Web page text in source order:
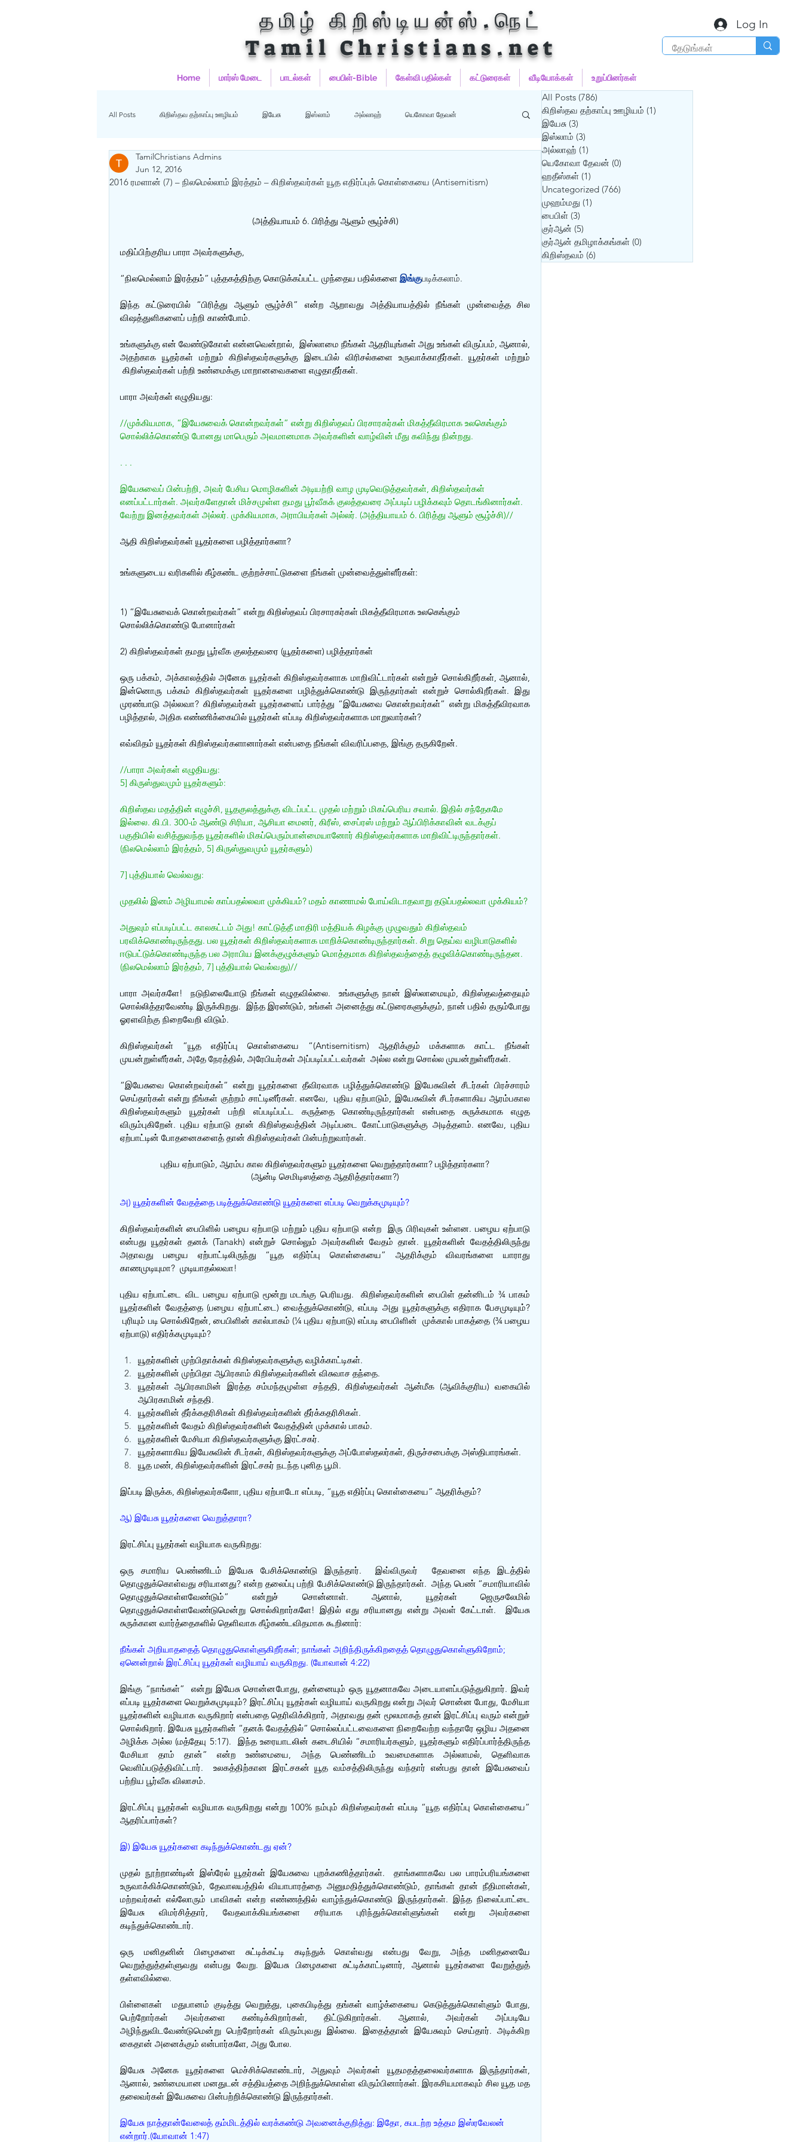
தமிழ் கிறிஸ்டியன்ஸ்.நெட்
Tamil Christians.net
Log In
Home மார்ஸ் மேடை பாடல்கள் பைபிள்-Bible கேள்வி பதில்கள் கட்டுரைகள் வீடியோக்கள் உறுப்பினர்கள்
All Posts கிறிஸ்தவ தற்காப்பு ஊழியம் இயேசு இஸ்லாம் அல்லாஹ் யெகோவா தேவன்
ஹதீஸ்கள் Uncategorized
2016 ரமளான் (7) – நிலமெல்லாம் இரத்தம் – கிறிஸ்தவர்கள் யூத எதிர்ப்புக் கொள்கையை (Antisemitism)
TamilChristians Admins
Jun 12, 2016
(அத்தியாயம் 6. பிரித்து ஆளும் சூழ்ச்சி)
மதிப்பிற்குரிய பாரா அவர்களுக்கு,
“நிலமெல்லாம் இரத்தம்” புத்தகத்திற்கு கொடுக்கப்பட்ட முந்தைய பதில்களை இங்குபடிக்கலாம்.
இந்த கட்டுரையில் “பிரித்து ஆளும் சூழ்ச்சி” என்ற ஆறாவது அத்தியாயத்தில் நீங்கள் முன்வைத்த சில
விஷத்துளிகளைப் பற்றி காண்போம்.
உங்களுக்கு என் வேண்டுகோள் என்னவென்றால்,  இஸ்லாமை நீங்கள் ஆதரியுங்கள் அது உங்கள் விருப்பம், ஆனால்,
அதற்காக யூதர்கள் மற்றும் கிறிஸ்தவர்களுக்கு இடையில் விரிசல்களை உருவாக்காதீர்கள். யூதர்கள் மற்றும்
கிறிஸ்தவர்கள் பற்றி உண்மைக்கு மாறானவைகளை எழுதாதீர்கள்.
பாரா அவர்கள் எழுதியது:
//முக்கியமாக, “இயேசுவைக் கொன்றவர்கள்” என்று கிறிஸ்தவப் பிரசாரகர்கள் மிகத்தீவிரமாக உலகெங்கும்
சொல்லிக்கொண்டு போனது மாபெரும் அவமானமாக அவர்களின் வாழ்வின் மீது கவிந்து நின்றது.
. . .
இயேசுவைப் பின்பற்றி, அவர் பேசிய மொழிகளின் அடியற்றி வாழ முடிவெடுத்தவர்கள், கிறிஸ்தவர்கள்
எனப்பட்டார்கள். அவர்களேதான் மிச்சமுள்ள தமது பூர்வீகக் குலத்தவரை அப்படிப் பழிக்கவும் தொடங்கினார்கள்.
வேற்று இனத்தவர்கள் அல்லர். முக்கியமாக, அராபியர்கள் அல்லர். (அத்தியாயம் 6. பிரித்து ஆளும் சூழ்ச்சி)//
ஆதி கிறிஸ்தவர்கள் யூதர்களை பழித்தார்களா?
உங்களுடைய வரிகளில் கீழ்கண்ட குற்றச்சாட்டுகளை நீங்கள் முன்வைத்துள்ளீர்கள்:
1) “இயேசுவைக் கொன்றவர்கள்” என்று கிறிஸ்தவப் பிரசாரகர்கள் மிகத்தீவிரமாக உலகெங்கும்
சொல்லிக்கொண்டு போனார்கள்
2) கிறிஸ்தவர்கள் தமது பூர்வீக குலத்தவரை (யூதர்களை) பழித்தார்கள்
ஒரு பக்கம், அக்காலத்தில் அனேக யூதர்கள் கிறிஸ்தவர்களாக மாறிவிட்டார்கள் என்றுச் சொல்கிறீர்கள், ஆனால்,
இன்னொரு பக்கம் கிறிஸ்தவர்கள் யூதர்களை பழித்துக்கொண்டு இருந்தார்கள் என்றுச் சொல்கிறீர்கள். இது
முரண்பாடு அல்லவா? கிறிஸ்தவர்கள் யூதர்களைப் பார்த்து “இயேசுவை கொன்றவர்கள்” என்று மிகத்தீவிரவாக
பழித்தால், அதிக எண்ணிக்கையில் யூதர்கள் எப்படி கிறிஸ்தவர்களாக மாறுவார்கள்?
எவ்விதம் யூதர்கள் கிறிஸ்தவர்களானார்கள் என்பதை நீங்கள் விவரிப்பதை, இங்கு தருகிறேன்.
//பாரா அவர்கள் எழுதியது:
5] கிருஸ்துவமும் யூதர்களும்:
கிறிஸ்தவ மதத்தின் எழுச்சி, யூதகுலத்துக்கு விடப்பட்ட முதல் மற்றும் மிகப்பெரிய சவால். இதில் சந்தேகமே
இல்லை. கி.பி. 300-ம் ஆண்டு சிரியா, ஆசியா மைனர், கிரீஸ், சைப்ரஸ் மற்றும் ஆப்பிரிக்காவின் வடக்குப்
பகுதியில் வசித்துவந்த யூதர்களில் மிகப்பெரும்பான்மையானோர் கிறிஸ்தவர்களாக மாறிவிட்டிருந்தார்கள்.
(நிலமெல்லாம் இரத்தம், 5] கிருஸ்துவமும் யூதர்களும்)
7] புத்தியால் வெல்வது:
முதலில் இனம் அழியாமல் காப்பதல்லவா முக்கியம்? மதம் காணாமல் போய்விடாதவாறு தடுப்பதல்லவா முக்கியம்?
அதுவும் எப்படிப்பட்ட காலகட்டம் அது! காட்டுத்தீ மாதிரி மத்தியக் கிழக்கு முழுவதும் கிறிஸ்தவம்
பரவிக்கொண்டிருந்தது. பல யூதர்கள் கிறிஸ்தவர்களாக மாறிக்கொண்டிருந்தார்கள். சிறு தெய்வ வழிபாடுகளில்
ஈடுபட்டுக்கொண்டிருந்த பல அராபிய இனக்குழுக்களும் மொத்தமாக கிறிஸ்தவத்தைத் தழுவிக்கொண்டிருந்தன.
(நிலமெல்லாம் இரத்தம், 7] புத்தியால் வெல்வது)//
பாரா அவர்களே!  நடுநிலையோடு நீங்கள் எழுதவில்லை.  உங்களுக்கு நான் இஸ்லாமையும், கிறிஸ்தவத்தையும்
சொல்லித்தரவேண்டி இருக்கிறது.  இந்த இரண்டும், உங்கள் அனைத்து கட்டுரைகளுக்கும், நான் பதில் தரும்போது
ஓரளவிற்கு நிறைவேறி விடும்.
கிறிஸ்தவர்கள் “யூத எதிர்ப்பு கொள்கையை “(Antisemitism) ஆதரிக்கும் மக்களாக காட்ட நீங்கள்
முயன்றுள்ளீர்கள், அதே நேரத்தில், அரேபியர்கள் அப்படிப்பட்டவர்கள்  அல்ல என்று சொல்ல முயன்றுள்ளீர்கள்.
“இயேசுவை கொன்றவர்கள்” என்று யூதர்களை தீவிரவாக பழித்துக்கொண்டு இயேசுவின் சீடர்கள் பிரச்சாரம்
செய்தார்கள் என்று நீங்கள் குற்றம் சாட்டினீர்கள். எனவே,  புதிய ஏற்பாடும், இயேசுவின் சீடர்களாகிய ஆரம்பகால
கிறிஸ்தவர்களும் யூதர்கள் பற்றி எப்படிப்பட்ட கருத்தை கொண்டிருந்தார்கள் என்பதை சுருக்கமாக எழுத
விரும்புகிறேன். புதிய ஏற்பாடு தான் கிறிஸ்தவத்தின் அடிப்படை கோட்பாடுகளுக்கு அடித்தளம். எனவே, புதிய
ஏற்பாட்டின் போதனைகளைத் தான் கிறிஸ்தவர்கள் பின்பற்றுவார்கள்.
புதிய ஏற்பாடும், ஆரம்ப கால கிறிஸ்தவர்களும் யூதர்களை வெறுத்தார்களா? பழித்தார்களா?
(ஆன்டி செமிடிஸத்தை ஆதரித்தார்களா?)
அ) யூதர்களின் வேதத்தை படித்துக்கொண்டு யூதர்களை எப்படி வெறுக்கமுடியும்?
கிறிஸ்தவர்களின் பைபிளில் பழைய ஏற்பாடு மற்றும் புதிய ஏற்பாடு என்ற  இரு பிரிவுகள் உள்ளன. பழைய ஏற்பாடு
என்பது யூதர்கள் தனக் (Tanakh) என்றுச் சொல்லும் அவர்களின் வேதம் தான். யூதர்களின் வேதத்திலிருந்து
அதாவது பழைய ஏற்பாட்டிலிருந்து “யூத எதிர்ப்பு கொள்கையை” ஆதரிக்கும் விவரங்களை யாராது
காணமுடியுமா?  முடியாதல்லவா!
புதிய ஏற்பாட்டை விட பழைய ஏற்பாடு மூன்று மடங்கு பெரியது.  கிறிஸ்தவர்களின் பைபிள் தன்னிடம் ¾ பாகம்
யூதர்களின் வேதத்தை (பழைய ஏற்பாட்டை) வைத்துக்கொண்டு, எப்படி அது யூதர்களுக்கு எதிராக பேசமுடியும்?
புரியும் படி சொல்கிறேன், பைபிளின் கால்பாகம் (¼ புதிய ஏற்பாடு) எப்படி பைபிளின்  முக்கால் பாகத்தை (¾ பழைய
ஏற்பாடு) எதிர்க்கமுடியும்?
யூதர்களின் முற்பிதாக்கள் கிறிஸ்தவர்களுக்கு வழிக்காட்டிகள்.
யூதர்களின் முற்பிதா ஆபிரகாம் கிறிஸ்தவர்களின் விசுவாச தந்தை.
யூதர்கள் ஆபிரகாமின் இரத்த சம்மந்தமுள்ள சந்ததி, கிறிஸ்தவர்கள் ஆன்மீக (ஆவிக்குரிய) வகையில்
ஆபிரகாமின் சந்ததி.
யூதர்களின் தீர்க்கதரிசிகள் கிறிஸ்தவர்களின் தீர்க்கதரிசிகள்.
யூதர்களின் வேதம் கிறிஸ்தவர்களின் வேதத்தின் முக்கால் பாகம்.
யூதர்களின் மேசியா கிறிஸ்தவர்களுக்கு இரட்சகர்.
யூதர்களாகிய இயேசுவின் சீடர்கள், கிறிஸ்தவர்களுக்கு அப்போஸ்தலர்கள், திருச்சபைக்கு அஸ்திபாரங்கள்.
யூத மண், கிறிஸ்தவர்களின் இரட்சகர் நடந்த புனித பூமி.
இப்படி இருக்க, கிறிஸ்தவர்களோ, புதிய ஏற்பாடோ எப்படி, “யூத எதிர்ப்பு கொள்கையை” ஆதரிக்கும்?
ஆ) இயேசு யூதர்களை வெறுத்தாரா?
இரட்சிப்பு யூதர்கள் வழியாக வருகிறது:
ஒரு சமாரிய பெண்ணிடம் இயேசு பேசிக்கொண்டு இருந்தார்.  இவ்விருவர்  தேவனை எந்த இடத்தில்
தொழுதுக்கொள்வது சரியானது? என்ற தலைப்பு பற்றி பேசிக்கொண்டு இருந்தார்கள்.  அந்த பெண் “சமாரியாவில்
தொழுதுக்கொள்ளவேண்டும்” என்றுச் சொன்னாள். ஆனால், யூதர்கள் ஜெருசலேமில்
தொழுதுக்கொள்ளவேண்டுமென்று சொல்கிறார்களே! இதில் எது சரியானது என்று அவள் கேட்டாள்.  இயேசு
சுருக்கான வார்த்தைகளில் தெளிவாக கீழ்கண்டவிதமாக கூறினார்:
நீங்கள் அறியாததைத் தொழுதுகொள்ளுகிறீர்கள்; நாங்கள் அறிந்திருக்கிறதைத் தொழுதுகொள்ளுகிறோம்;
ஏனென்றால் இரட்சிப்பு யூதர்கள் வழியாய் வருகிறது. (யோவான் 4:22)
இங்கு “நாங்கள்”  என்று இயேசு சொன்னபோது, தன்னையும் ஒரு யூதனாகவே அடையாளப்படுத்துகிறார். இவர்
எப்படி யூதர்களை வெறுக்கமுடியும்? இரட்சிப்பு யூதர்கள் வழியாய் வருகிறது என்று அவர் சொன்ன போது, மேசியா
யூதர்களின் வழியாக வருகிறார் என்பதை தெரிவிக்கிறார், அதாவது தன் மூலமாகத் தான் இரட்சிப்பு வரும் என்றுச்
சொல்கிறார். இயேசு யூதர்களின் “தனக் வேதத்தில்” சொல்லப்பட்டவைகளை நிறைவேற்ற வந்தாரே ஒழிய அதனை
அழிக்க அல்ல (மத்தேயு 5:17).  இந்த உரையாடலின் கடைசியில் “சமாரியர்களும், யூதர்களும் எதிர்ப்பார்த்திருந்த
மேசியா தாம் தான்” என்ற உண்மையை, அந்த பெண்ணிடம் உவமைகளாக அல்லாமல், தெளிவாக
வெளிப்படுத்திவிட்டார்.  உலகத்திற்கான இரட்சகன் யூத வம்சத்திலிருந்து வந்தார் என்பது தான் இயேசுவைப்
பற்றிய பூர்வீக விலாசம்.
இரட்சிப்பு யூதர்கள் வழியாக வருகிறது என்று 100% நம்பும் கிறிஸ்தவர்கள் எப்படி “யூத எதிர்ப்பு கொள்கையை”
ஆதரிப்பார்கள்?
இ) இயேசு யூதர்களை கடிந்துக்கொண்டது ஏன்?
முதல் நூற்றாண்டின் இஸ்ரேல் யூதர்கள் இயேசுவை புறக்கணித்தார்கள்.  தாங்களாகவே பல பாரம்பரியங்களை
உருவாக்கிக்கொண்டும், தேவாலயத்தில் வியாபாரத்தை அனுமதித்துக்கொண்டும், தாங்கள் தான் நீதிமான்கள்,
மற்றவர்கள் எல்லோரும் பாவிகள் என்ற எண்ணத்தில் வாழ்ந்துக்கொண்டு இருந்தார்கள். இந்த நிலைப்பாட்டை
இயேசு விமர்சித்தார், வேதவாக்கியங்களை சரியாக புரிந்துக்கொள்ளுங்கள் என்று அவர்களை
கடிந்துக்கொண்டார்.
ஒரு மனிதனின் பிழைகளை சுட்டிக்கட்டி கடிந்துக் கொள்வது என்பது வேறு, அந்த மனிதனையே
வெறுத்துத்தள்ளுவது என்பது வேறு. இயேசு பிழைகளை சுட்டிக்காட்டினார், ஆனால் யூதர்களை வேறுத்துத்
தள்ளவில்லை.
பிள்ளைகள்  மதுபானம் குடித்து வெறுத்து, புகைபிடித்து தங்கள் வாழ்க்கையை கெடுத்துக்கொள்ளும் போது,
பெற்றோர்கள் அவர்களை கண்டிக்கிறார்கள், திட்டுகிறார்கள். ஆனால், அவர்கள் அப்படியே
அழிந்துவிடவேண்டுமென்று பெற்றோர்கள் விரும்புவது இல்லை. இதைத்தான் இயேசுவும் செய்தார். அடிக்கிற
கைதான் அனைக்கும் என்பார்களே, அது போல.
இயேசு அனேக யூதர்களை மெச்சிக்கொண்டார், அதுவும் அவர்கள் யூதமதத்தலைவர்களாக இருந்தார்கள்,
ஆனால், உண்மையான மனதுடன் சத்தியத்தை அறிந்துக்கொள்ள விரும்பினார்கள். இரகசியமாகவும் சில யூத மத
தலைவர்கள் இயேசுவை பின்பற்றிக்கொண்டு இருந்தார்கள்.
இயேசு நாத்தான்வேலைத் தம்மிடத்தில் வரக்கண்டு அவனைக்குறித்து: இதோ, கபடற்ற உத்தம இஸ்ரவேலன்
என்றார்.(யோவான் 1:47)
All Posts (786)
கிறிஸ்தவ தற்காப்பு ஊழியம் (1)
இயேசு (3)
இஸ்லாம் (3)
அல்லாஹ் (1)
யெகோவா தேவன் (0)
ஹதீஸ்கள் (1)
Uncategorized (766)
முஹம்மது (1)
பைபிள் (3)
குர்‍ஆன் (5)
குர்‍ஆன் தமிழாக்கங்கள் (0)
கிறிஸ்தவம் (6)